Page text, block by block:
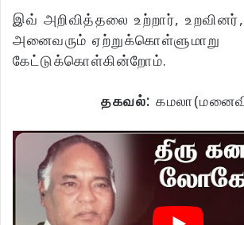
இவ் அறிவித்தலை உற்றார்,
அனைவரும் ஏற்றுக்கொள்ளுமாறு
கேட்டுக்கொள்கின்றோம்.
தகவல்: